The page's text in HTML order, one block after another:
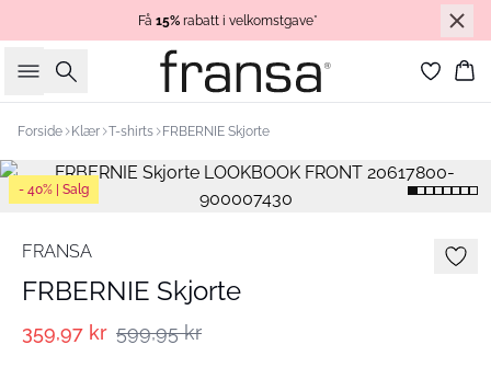
Få 15% rabatt i velkomstgave*
Søk
Forside Klær T-shirts FRBERNIE Skjorte
- 40% | Salg
FRANSA
FRBERNIE Skjorte
359,97 kr 599,95 kr